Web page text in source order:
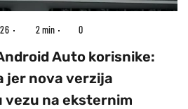
2 min 0
Auto korisnike:
jer nova verzija
vezu na eksternim